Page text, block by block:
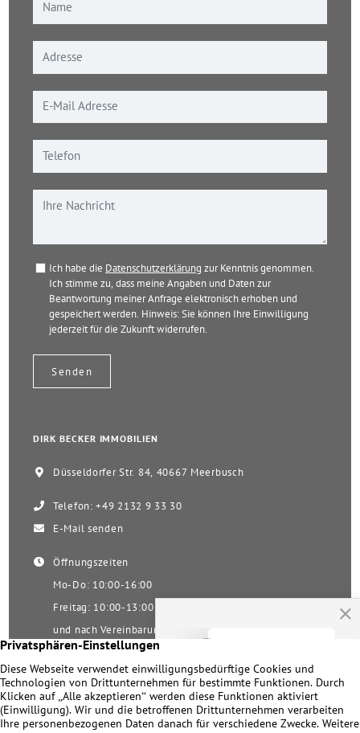
Ich habe die Datenschutzerklärung zur Kenntnis genommen.
Ich stimme zu, dass meine Angaben und Daten zur
Beantwortung meiner Anfrage elektronisch erhoben und
gespeichert werden. Hinweis: Sie können Ihre Einwilligung
jederzeit für die Zukunft widerrufen.
DIRK BECKER IMMOBILIEN
Düsseldorfer Str. 84, 40667 Meerbusch
Telefon: +49 2132 9 33 30
E-Mail senden
Öffnungszeiten
Mo-Do: 10:00-16:00
Freitag: 10:00-13:00
und nach Vereinbarung
Samstag nach Vereinbarung!
Unsere Facebookseite
Impressum | Datenschutz | Kontakt